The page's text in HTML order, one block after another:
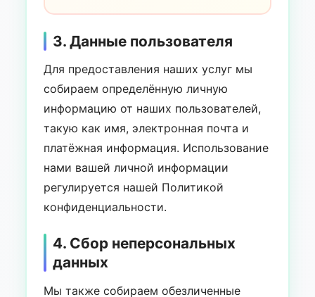
3. Данные пользователя
Для предоставления наших услуг мы
собираем определённую личную
информацию от наших пользователей,
такую как имя, электронная почта и
платёжная информация. Использование
нами вашей личной информации
регулируется нашей Политикой
конфиденциальности.
4. Сбор неперсональных
данных
Мы также собираем обезличенные